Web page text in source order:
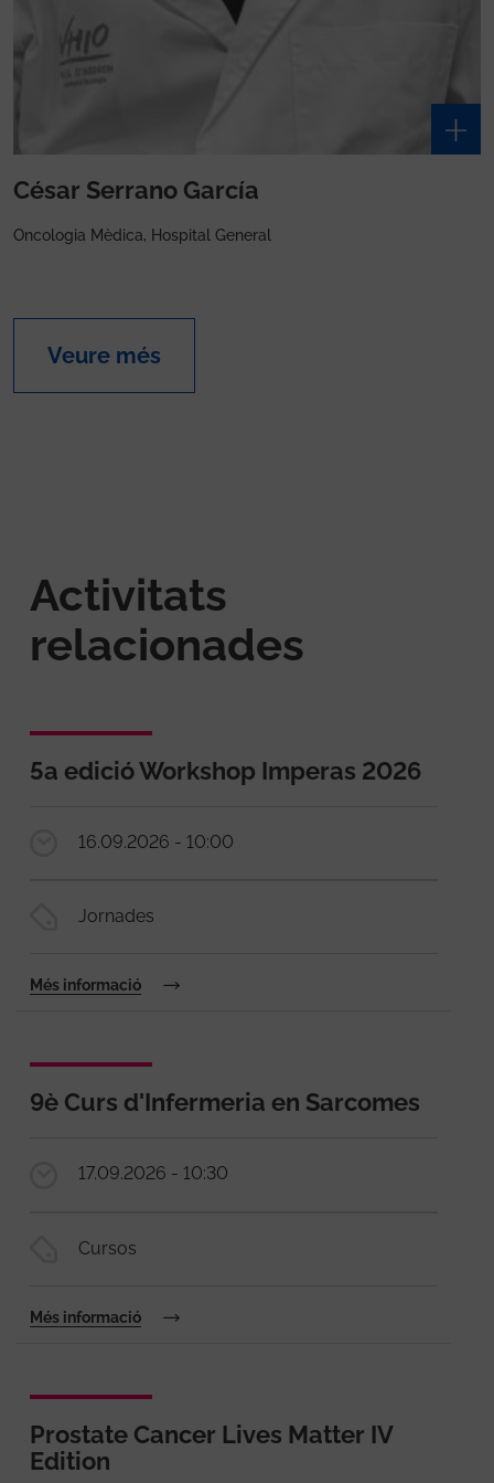
César Serrano García
Oncologia Mèdica, Hospital General
Veure més
Activitats
relacionades
5a edició Workshop Imperas 2026
16.09.2026 - 10:00
Jornades
Més informació
9è Curs d'Infermeria en Sarcomes
17.09.2026 - 10:30
Cursos
Més informació
Prostate Cancer Lives Matter IV
Edition